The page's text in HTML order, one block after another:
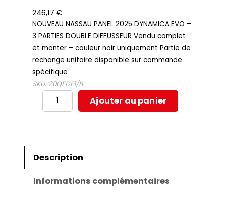
246,17€
NOUVEAU NASSAU PANEL 2025 DYNAMICA EVO –
3 PARTIES DOUBLE DIFFUSSEUR Vendu complet
et monter – couleur noir uniquement Partie de
rechange unitaire disponible sur commande
spécifique
SKU: 20QEDE1/B
quantité
de
2025
EVO
Ajouter au panier
Description
Informations complémentaires